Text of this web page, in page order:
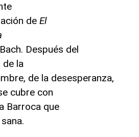
de El
Después del
de la
de la desesperanza,
cubre con
Barroca que